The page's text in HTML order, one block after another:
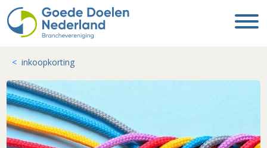
inkoopkorting